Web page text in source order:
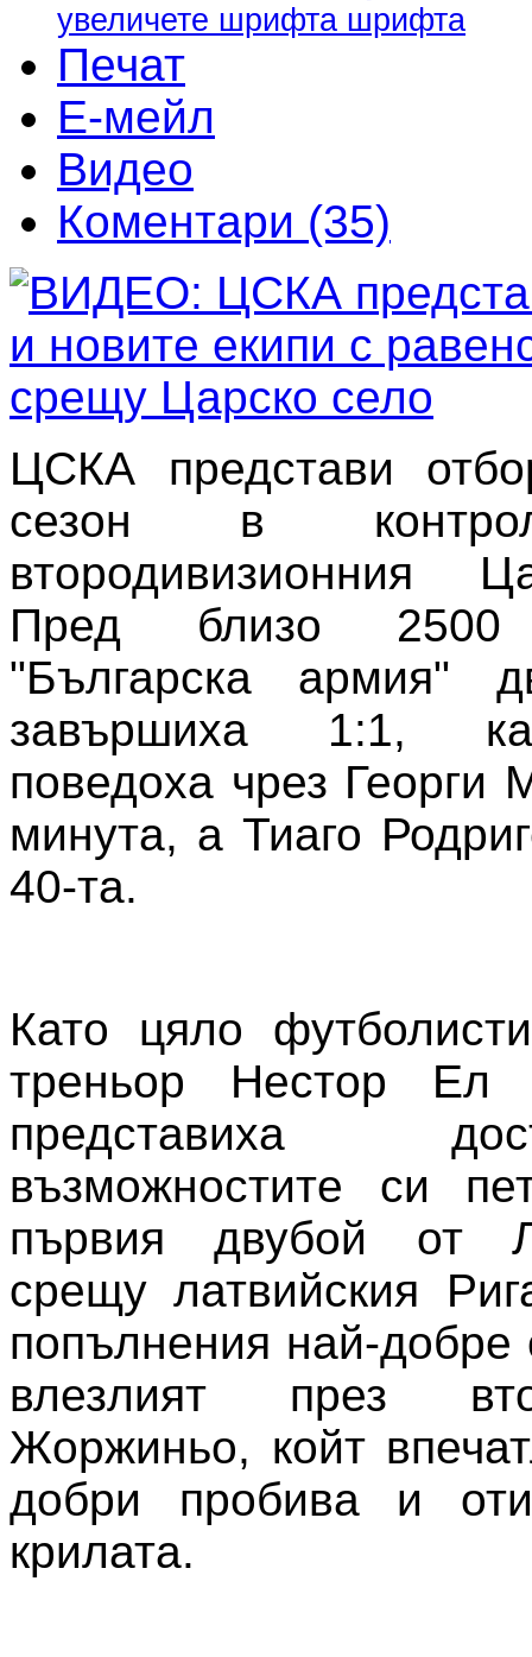
увеличете шрифта
Печат
Е-мейл
Видео
Коментари (35)
ЦСКА представи
сезон в
втородивизионния
Пред близо
"Българска армия"
завършиха 1:1,
поведоха чрез Георги
минута, а Тиаго
40-та.
Като цяло
треньор Нестор Ел
представиха
възможностите си
първия двубой от
срещу латвийския
попълнения най-добре
влезлият през
Жоржиньо, койт
добри пробива и
крилата.